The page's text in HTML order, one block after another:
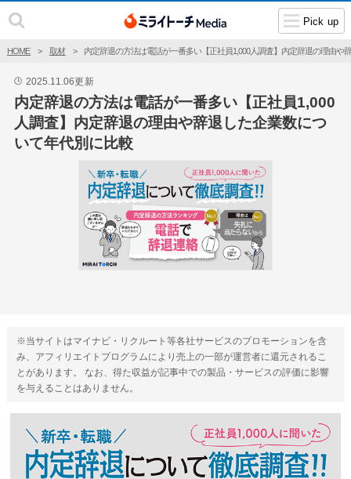
Pick up
🕒 2025.11.06更新
内定辞退の方法は電話が一番多い【正社員1,000
人調査】内定辞退の理由や辞退した企業数につ
いて年代別に比較
※当サイトはマイナビ・リクルート等各社サービスのプロモーションを含
み、アフィリエイトプログラムにより売上の一部が運営者に還元されるこ
とがあります。 なお、得た収益が記事中での製品・サービスの評価に影響
を与えることはありません。
HOME 取材 内定辞退の方法は電話が一番多い【正社員1,000人調査】内定辞退の理由や